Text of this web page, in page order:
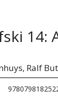
14:
Ralf